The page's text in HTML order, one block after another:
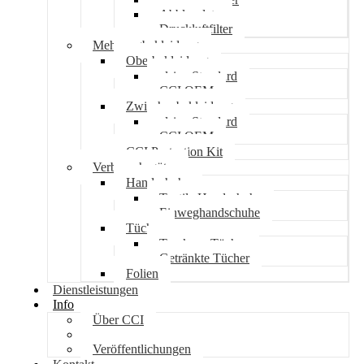
Abblasplatz
Druckluftfilter
Mehrwegbekleidung
Oberbekleidung
alsico Standard
CCI OEM
Zwischenbekleidung
alsico Standard
CCI OEM
CCI Protection Kit
Verbrauchsgüter
Handschuhe
Textile Handschuhe
Einweghandschuhe
Tücher
Trockene Tücher
Getränkte Tücher
Folien
Dienstleistungen
Info
Über CCI
Veröffentlichungen